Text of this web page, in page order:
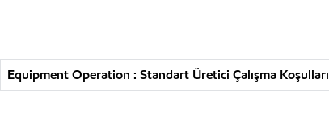
Equipment Operation : Standart Üretici Çalışma Koşulları